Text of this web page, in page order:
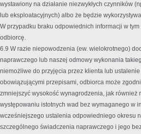
wystawiony na działanie niezwykłych czynników
lub eksploatacyjnych) albo że będzie
W przypadku braku odpowiednich informacji w
odbiorcę.
6.9 W razie niepowodzenia (ew. wielokrotnego)
naprawczego lub naszej odmowy wykonania
niemożliwe do przyjęcia przez klienta lub
obowiązującymi przepisami, odbiorca może
zmniejszyć wysokość wynagrodzenia, jak również
występowaniu istotnych wad bez wymaganego w
wcześniejszego ustalenia odpowiedniego okresu
szczególnego świadczenia naprawczego i jego